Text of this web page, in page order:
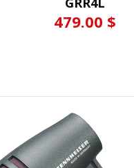
479.00 $